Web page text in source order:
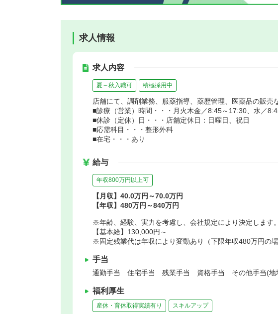
求人情報
求人内容
夏～秋入職可 積極採用中
店舗にて、調剤業務、服薬指導、薬歴管理、医薬品の販売
■診療（営業）時間・・・月火木金／8:45～17:30、水／
■休診（定休）日・・・店舗定休日：日曜日、祝日
■応需科目・・・整形外科
■在宅・・・あり
給与
年収800万円以上可
【月収】40.0万円～70.0万円
【年収】480万円～840万円
※年齢、経験、実力を考慮し、会社規定により決定します。
【基本給】130,000円～
※固定残業代は年収により変動あり（下限年収480万円の
手当
通勤手当 住宅手当 残業手当 資格手当 その他手当(地
福利厚生
産休・育休取得実績有り スキルアップ